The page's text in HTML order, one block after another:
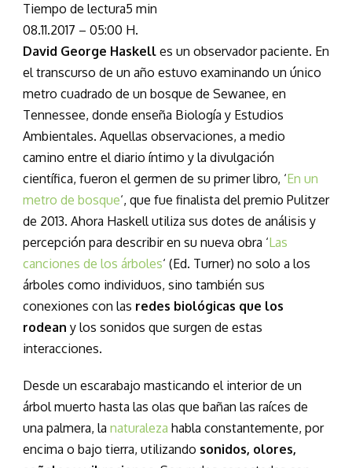
Tiempo de lectura5 min
08.11.2017 – 05:00 H.
David George Haskell es un observador paciente. En
el transcurso de un año estuvo examinando un único
metro cuadrado de un bosque de Sewanee, en
Tennessee, donde enseña Biología y Estudios
Ambientales. Aquellas observaciones, a medio
camino entre el diario íntimo y la divulgación
científica, fueron el germen de su primer libro, ‘En un
metro de bosque‘, que fue finalista del premio Pulitzer
de 2013. Ahora Haskell utiliza sus dotes de análisis y
percepción para describir en su nueva obra ‘Las
canciones de los árboles‘ (Ed. Turner) no solo a los
árboles como individuos, sino también sus
conexiones con las redes biológicas que los
rodean y los sonidos que surgen de estas
interacciones.
Desde un escarabajo masticando el interior de un
árbol muerto hasta las olas que bañan las raíces de
una palmera, la naturaleza habla constantemente, por
encima o bajo tierra, utilizando sonidos, olores,